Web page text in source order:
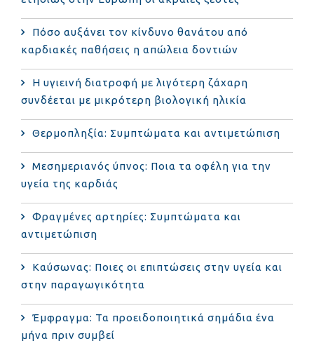
Πόσο αυξάνει τον κίνδυνο θανάτου από
καρδιακές παθήσεις η απώλεια δοντιών
Η υγιεινή διατροφή με λιγότερη ζάχαρη
συνδέεται με μικρότερη βιολογική ηλικία
Θερμοπληξία: Συμπτώματα και αντιμετώπιση
Μεσημεριανός ύπνος: Ποια τα οφέλη για την
υγεία της καρδιάς
Φραγμένες αρτηρίες: Συμπτώματα και
αντιμετώπιση
Καύσωνας: Ποιες οι επιπτώσεις στην υγεία και
στην παραγωγικότητα
Έμφραγμα: Τα προειδοποιητικά σημάδια ένα
μήνα πριν συμβεί